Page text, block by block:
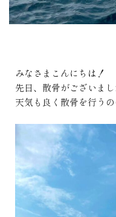
みなさまこんにちは！
先日、散骨がございまし
天気も良く散骨を行う